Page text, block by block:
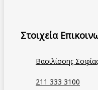
Στοιχεία
Βασιλίσσης
211 333 3100